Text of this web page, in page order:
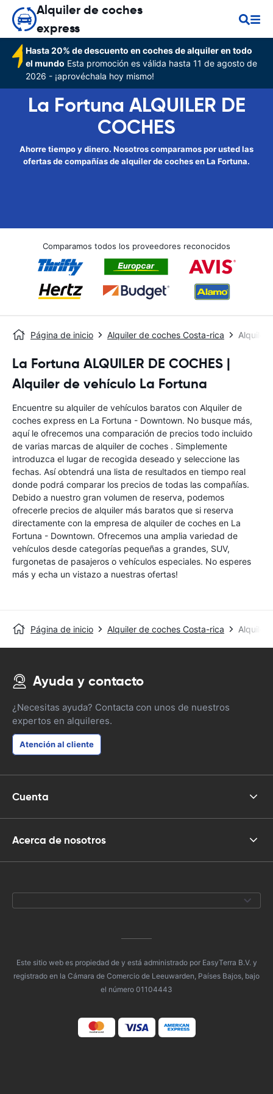
Alquiler de coches
express
Hasta 20% de descuento en coches de alquiler en todo
el mundo Esta promoción es válida hasta 11 de agosto de
2026 - ¡aprovéchala hoy mismo!
La Fortuna ALQUILER DE
COCHES
Ahorre tiempo y dinero. Nosotros comparamos por usted las
ofertas de compañías de alquiler de coches en La Fortuna.
Comparamos todos los proveedores reconocidos
Página de inicio Alquiler de coches Costa-rica Alquiler
La Fortuna ALQUILER DE COCHES |
Alquiler de vehículo La Fortuna
Encuentre su alquiler de vehículos baratos con Alquiler de
coches express en La Fortuna - Downtown. No busque más,
aquí le ofrecemos una comparación de precios todo incluido
de varias marcas de alquiler de coches . Simplemente
introduzca el lugar de recogida deseado y seleccione las
fechas. Así obtendrá una lista de resultados en tiempo real
donde podrá comparar los precios de todas las compañías.
Debido a nuestro gran volumen de reserva, podemos
ofrecerle precios de alquiler más baratos que si reserva
directamente con la empresa de alquiler de coches en La
Fortuna - Downtown. Ofrecemos una amplia variedad de
vehículos desde categorías pequeñas a grandes, SUV,
furgonetas de pasajeros o vehículos especiales. No esperes
más y echa un vistazo a nuestras ofertas!
Página de inicio Alquiler de coches Costa-rica Alquiler
Ayuda y contacto
¿Necesitas ayuda? Contacta con unos de nuestros
expertos en alquileres.
Atención al cliente
Cuenta
Acerca de nosotros
Este sitio web es propiedad de y está administrado por EasyTerra B.V. y
registrado en la Cámara de Comercio de Leeuwarden, Países Bajos, bajo
el número 01104443